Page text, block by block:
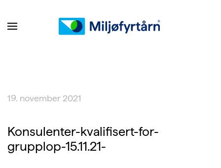
19. november 2021
Konsulenter-kvalifisert-for-
grupplop-15.11.21-